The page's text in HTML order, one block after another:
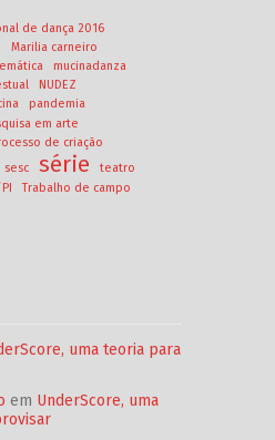
de dança 2016
Marilia carneiro
mucinadanza
NUDEZ
pandemia
em arte
de criação
sesc série
teatro
Trabalho de campo
uma teoria para
em UnderScore, uma